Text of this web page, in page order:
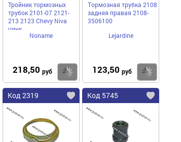
Тройник тормозных
трубок 2101-07 2121-
213 2123 Chevy Niva
цинк
Noname
218,50 руб Купить
Тормозная трубка 2108
задняя правая 2108-
3506100
Lejardine
123,50 руб
Код 2319 Код 5745